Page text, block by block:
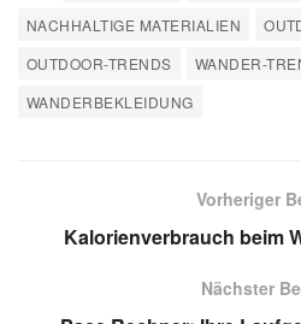
NACHHALTIGE MATERIALIEN
OUTDOOR-TRENDS
WANDER-
WANDERBEKLEIDUNG
Vorheriger
Kalorienverbrauch beim
Nächster